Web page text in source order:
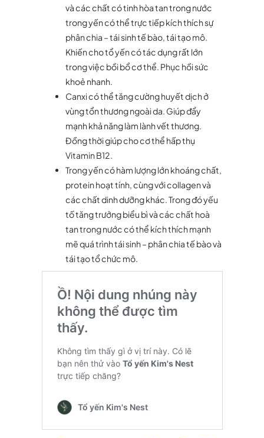
và các chất có tinh hòa tan trong nước
trong yến có thể trực tiếp kích thích sự
phân chia – tái sinh tế bào, tái tạo mô.
Khiến cho tổ yến có tác dụng rất lớn
trong việc bồi bổ cơ thể. Phục hồi sức
khoẻ nhanh.
Canxi có thể tăng cường huyết dịch ở
vùng tổn thương ngoài da. Giúp đẩy
mạnh khả năng làm lành vết thương.
Đồng thời giúp cho cơ thể hấp thụ
Vitamin B12.
Trong yến có hàm lượng lớn khoáng chất,
protein hoạt tính, cùng với collagen và
các chất dinh dưỡng khác. Trong đó yếu
tố tăng trưởng biểu bì và các chất hoà
tan trong nước có thể kích thích mạnh
mẽ quá trình tái sinh – phân chia tế bào và
tái tạo tổ chức mô.